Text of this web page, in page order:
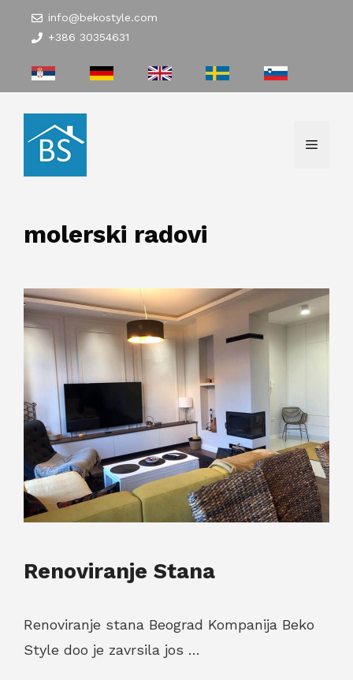
info@bekostyle.com
+386 30354631
Menu
molerski radovi
Renoviranje Stana
Renoviranje stana Beograd Kompanija Beko
Style doo je zavrsila jos …